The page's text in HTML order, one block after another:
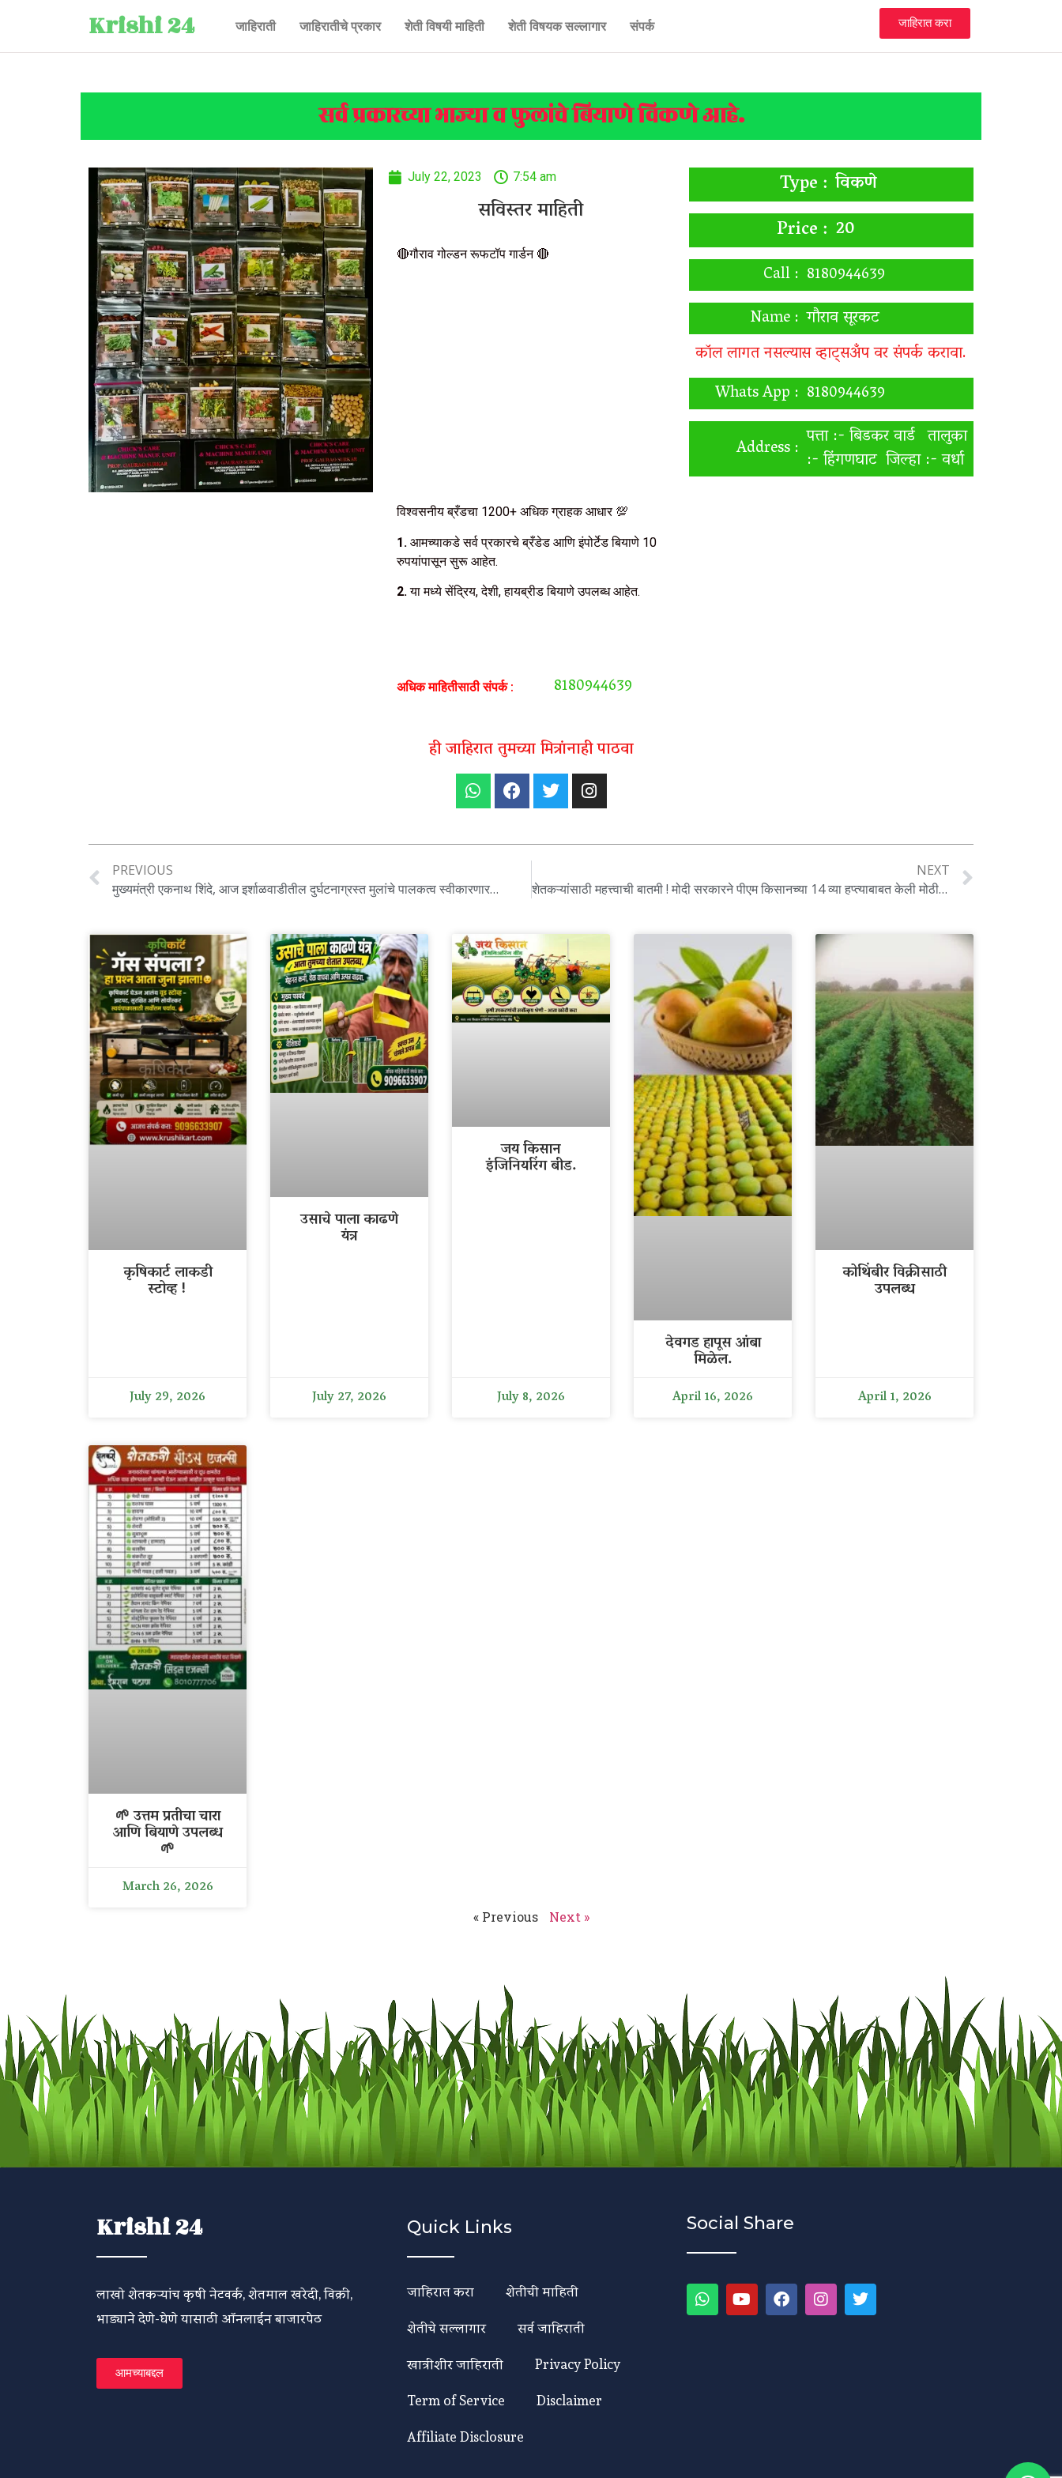
Krishi 24 जाहिराती जाहिरातीचे प्रकार शेती विषयी माहिती शेती विषयक सल्लागार संपर्क जाहिरात करा
सर्व प्रकारच्या भाज्या व फुलांचे बियाणे विकणे आहे.
July 22, 2023 7:54 am
सविस्तर माहिती
🔴गौराव गोल्डन रूफटॉप गार्डन 🔴
विश्वसनीय ब्रँडचा 1200+ अधिक ग्राहक आधार 💯
1. आमच्याकडे सर्व प्रकारचे ब्रँडेड आणि इंपोर्टेड बियाणे 10
रुपयांपासून सुरू आहेत.
2.या मध्ये सेंद्रिय, देशी, हायब्रीड बियाणे उपलब्ध आहेत.
अधिक माहितीसाठी संपर्क : 8180944639
Type : विकणे
Price : 20
Call : 8180944639
Name : गौराव सूरकट
कॉल लागत नसल्यास व्हाट्सअँप वर संपर्क करावा.
Whats App : 8180944639
Address : पत्ता :- बिडकर वार्ड तालुका
:- हिंगणघाट जिल्हा :- वर्धा
ही जाहिरात तुमच्या मित्रांनाही पाठवा
PREVIOUS
मुख्यमंत्री एकनाथ शिंदे, आज इर्शाळवाडीतील दुर्घटनाग्रस्त मुलांचे पालकत्व स्वीकारणार…
NEXT
शेतकऱ्यांसाठी महत्त्वाची बातमी ! मोदी सरकारने पीएम किसानच्या 14 व्या हप्त्याबाबत केली मोठी घोषणा जाणून घ्या सविस्तर …
कृषिकार्ट लाकडी
स्टोव्ह !
July 29, 2026
उसाचे पाला काढणे
यंत्र
July 27, 2026
जय किसान
इंजिनियरिंग बीड.
July 8, 2026
देवगड हापूस आंबा
मिळेल.
April 16, 2026
कोथिंबीर विक्रीसाठी
उपलब्ध
April 1, 2026
🌱 उत्तम प्रतीचा चारा
आणि बियाणे उपलब्ध
🌱
March 26, 2026
« Previous Next »
Krishi 24
लाखो शेतकऱ्यांच कृषी नेटवर्क, शेतमाल खरेदी, विक्री,
भाड्याने देणे-घेणे यासाठी ऑनलाईन बाजारपेठ
आमच्याबद्दल
Quick Links
जाहिरात करा
शेतीची माहिती
शेतीचे सल्लागार
सर्व जाहिराती
खात्रीशीर जाहिराती
Privacy Policy
Term of Service
Disclaimer
Affiliate Disclosure
Social Share